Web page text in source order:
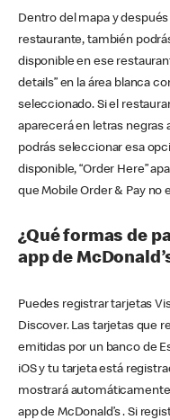
Dentro del mapa y
restaurante, también
disponible en ese
details” en la área blanca
seleccionado. Si el
aparecerá en letras negras
podrás seleccionar esa
disponible, “Order Here”
que Mobile Order & Pay no
¿Qué formas de
app de
Puedes registrar tarjetas
Discover. Las tarjetas que
emitidas por un banco de
iOS y tu tarjeta está
mostrará
app de McDonald’s . Si